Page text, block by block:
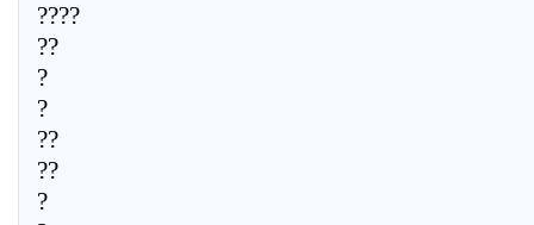
????
??
?
?
??
??
?